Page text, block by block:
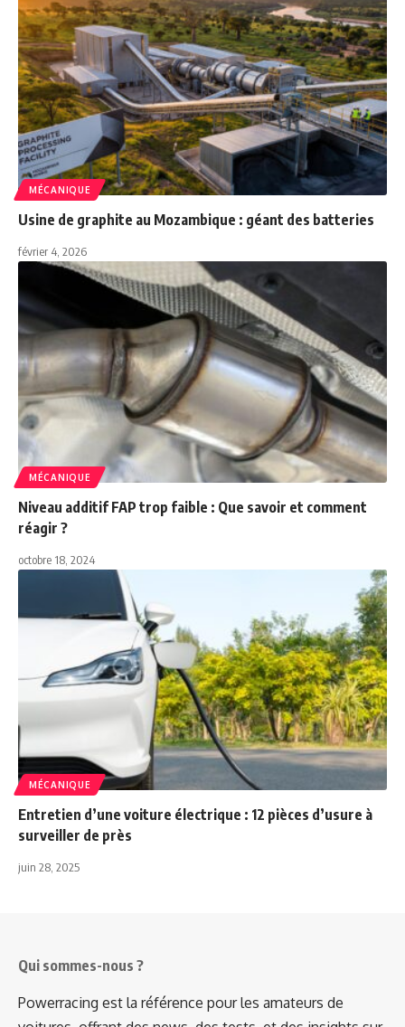
MÉCANIQUE
Usine de graphite au Mozambique : géant des batteries
février 4, 2026
MÉCANIQUE
Niveau additif FAP trop faible : Que savoir et comment
réagir ?
octobre 18, 2024
MÉCANIQUE
Entretien d’une voiture électrique : 12 pièces d’usure à
surveiller de près
juin 28, 2025
Qui sommes-nous ?
Powerracing est la référence pour les amateurs de